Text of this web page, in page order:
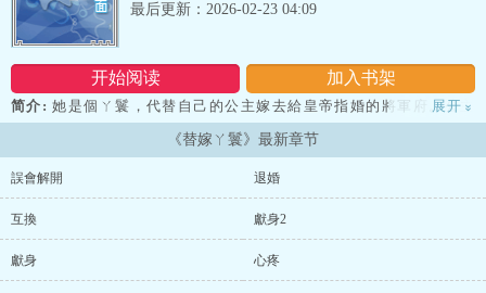
开始阅读 加入书架
最后更新：2026-02-23 04:09
简介: 她是個ㄚ鬟，代替自己的公主嫁去給皇帝指婚的將軍府。公主
跟著愛人私奔。聽說那個將軍因為行走不方便，就沒有出征。她嫁過
去才發現，根本是騙人的！她逃，他追，她插翅難飛。而她逃到天涯
海角，還是會被他抓回來。她似乎逃不出他的手掌心了。...
展开 »
《替嫁ㄚ鬟》最新章节
誤會解開 退婚
互換 獻身2
獻身 心疼